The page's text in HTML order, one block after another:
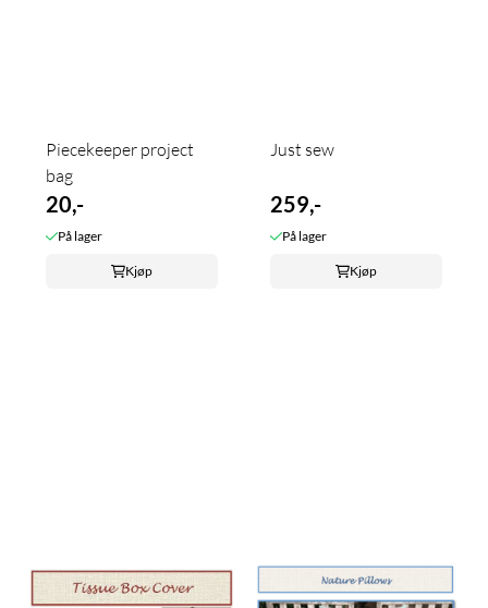
Piecekeeper project
bag
20,-
På lager
Kjøp
Just sew
259,-
På lager
Kjøp